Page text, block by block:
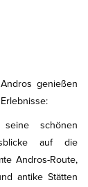
genießen
schönen
auf die
Andros-Route,
antike Stätten